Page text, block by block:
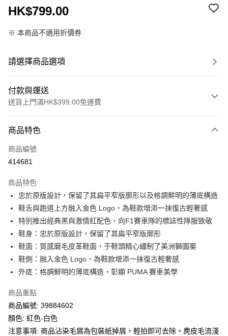
HK$799.00
※ 本商品不適用折價券
請選擇商品選項
付款與運送
送貨上門滿HK$399.00免運費
信用卡
線上付款
Alipay, PayMe, WeChat Pay, UnionPay, FPS
送貨方式
單筆訂單淨值滿$399可享免運費優惠
每筆HK$30.00，滿HK$399.00或以上免運費
滿$599可享澳門免運費優惠
商品特色
商品編號
414681
商品特色
忠於原版設計，保留了其扁平窄版廓形以及格調鮮明的薄底構造
鞋舌與跑道上方融入金色 Logo，為鞋款增添一抹復古輕奢感
特別推出經典黑與激情紅配色，向F1賽車隊的標誌性隊服致敬
鞋身：忠於原版設計，保留了其扁平窄版廓形
鞋面：質感磨毛皮革鞋面，于鞋頭精心繡制了美洲獅圖案
鞋側：融入金色 Logo，為鞋款增添一抹復古輕奢感
外底：格調鮮明的薄底構造，彰顯 PUMA 賽車美學
商品重點
商品編號: 39884602
顏色: 紅色-白色
注意事項: 商品沾染毛屑為包裝紙掉屑，輕拍即可去除。麂皮毛流淺